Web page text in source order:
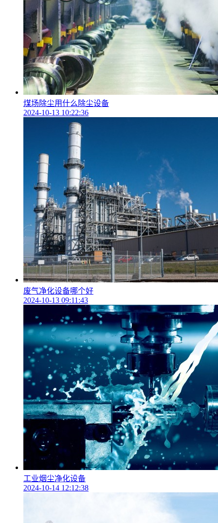
煤场除尘用什么除尘设备
2024-10-13 10:22:36
废气净化设备哪个好
2024-10-13 09:11:43
工业烟尘净化设备
2024-10-14 12:12:38